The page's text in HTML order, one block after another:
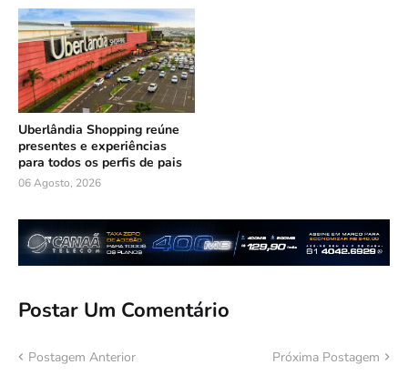
Uberlândia Shopping reúne
presentes e experiências
para todos os perfis de pais
06 Agosto, 2026
Postar Um Comentário
Postagem Anterior Próxima Postagem